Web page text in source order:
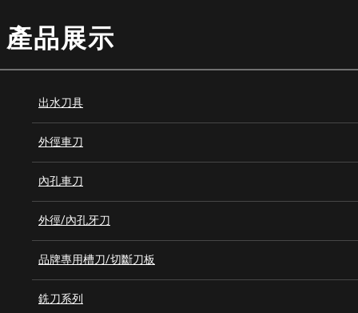
產品展示
出水刀具
外徑車刀
內孔車刀
外徑/內孔牙刀
品牌專用槽刀/切斷刀板
銑刀系列